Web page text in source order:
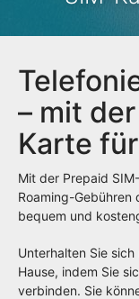
– mit
Karte
Mit der Prepaid
Roaming-Gebühren
bequem und
Unterhalten Sie
Hause, indem Sie
verbinden. Sie